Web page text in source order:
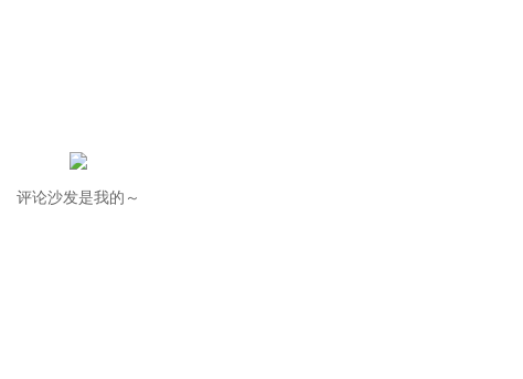
评论沙发是我的～